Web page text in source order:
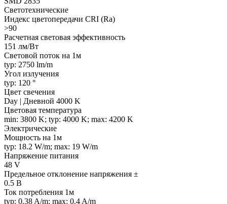
Светотехнические
Индекс цветопередачи CRI (Ra)
>90
Расчетная световая эффективность
151 лм/Вт
Световой поток на 1м
typ: 2750 lm/m
Угол излучения
typ: 120 °
Цвет свечения
Day | Дневной 4000 K
Цветовая температура
min: 3800 K; typ: 4000 K; max: 4200 K
Электрические
Мощность на 1м
typ: 18.2 W/m; max: 19 W/m
Напряжение питания
48 V
Предельное отклонение напряжения ±
0.5 В
Ток потребления 1м
typ: 0.38 A/m; max: 0.4 A/m